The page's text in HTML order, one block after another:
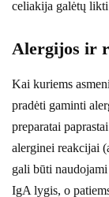
celiakija galėtų likti
Alergijos ir
Kai kuriems
pradėti gaminti
preparatai
alerginei reakcijai
gali būti
IgA lygis, o